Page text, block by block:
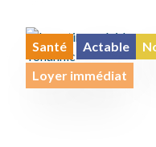
Santé Actable
Loyer immédiat